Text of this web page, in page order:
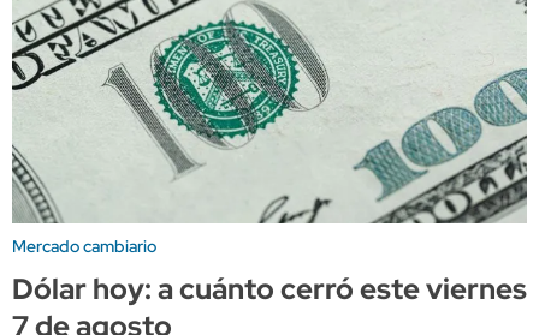
Mercado cambiario
Dólar hoy: a cuánto cerró este viernes
7 de agosto